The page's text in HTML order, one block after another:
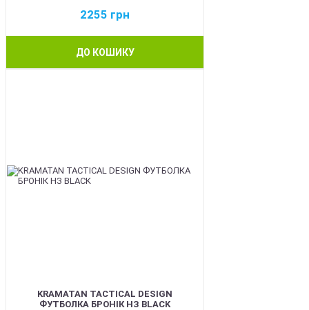
2255 грн
ДО КОШИКУ
KRAMATAN TACTICAL DESIGN
ФУТБОЛКА БРОНІК НЗ BLACK